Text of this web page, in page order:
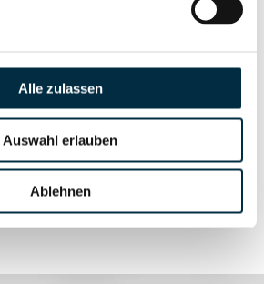
Alle zulassen
Auswahl erlauben
Ablehnen
Vollständiges
anfragen
Vollständiges
Unternehmensprofil
anfragen